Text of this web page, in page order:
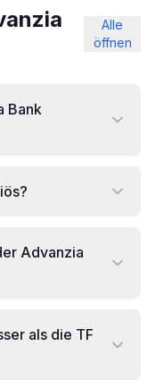
Alle
öffnen
Bank
Advanzia
als die TF